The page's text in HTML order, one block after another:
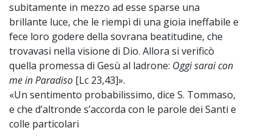
subitamente in mezzo ad esse sparse una
brillante luce, che le riempì di una gioia ineffabile e
fece loro godere della sovrana beatitudine, che
trovavasi nella visione di Dio. Allora si verificò
quella promessa di Gesù al ladrone: Oggi sarai con
me in Paradiso [Lc 23,43]».
«Un sentimento probabilissimo, dice S. Tommaso,
e che d’altronde s’accorda con le parole dei Santi e
colle particolari